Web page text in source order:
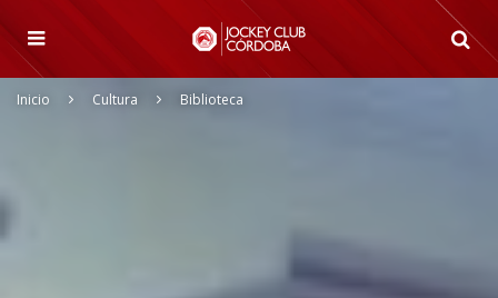
Inicio Cultura Biblioteca